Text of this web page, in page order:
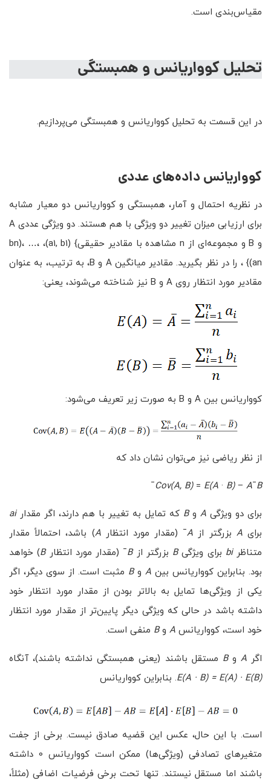
مقیاس‌بندی است.
تحلیل کوواریانس و همبستگی
در این قسمت به تحلیل کوواریانس و همبستگی می‌پردازیم.
کوواریانس داده‌های عددی
در نظریه احتمال و آمار، همبستگی و کوواریانس دو معیار مشابه
برای ارزیابی میزان تغییر دو ویژگی با هم هستند. دو ویژگی عددی A
و B و مجموعه‌ای از n مشاهده با مقادیر حقیقی} (a1, b1)، bn)، …،
{(an، را در نظر بگیرید. مقادیر میانگین A و B، به ترتیب، به عنوان
مقادیر مورد انتظار روی A و B نیز شناخته می‌شوند، یعنی:
کوواریانس بین A و B به صورت زیر تعریف می‌شود:
از نظر ریاضی نیز می‌توان نشان داد که
Cov(A, B) = E(A · B) − A¯B
¯
برای دو ویژگیA وB که تمایل به تغییر با هم دارند، اگر مقدارai
برایA بزرگتر از A¯ (مقدار مورد انتظارA) باشد، احتمالاً مقدار
متناظرbi برای ویژگیB بزرگتر ازB¯ (مقدار مورد انتظارB) خواهد
بود. بنابراین کوواریانس بین A وB مثبت است. از سوی دیگر، اگر
یکی از ویژگی‌ها تمایل به بالاتر بودن از مقدار مورد انتظار خود
داشته باشد در حالی که ویژگی دیگر پایین‌تر از مقدار مورد انتظار
خود است، کوواریانس A وB منفی است.
اگرA وB مستقل باشند (یعنی همبستگی نداشته باشند)، آنگاه
E(A · B) = E(A) · E(B). بنابراین کوواریانس
است. با این حال، عکس این قضیه صادق نیست. برخی از جفت
متغیرهای تصادفی (ویژگی‌ها) ممکن است کوواریانس 0 داشته
باشند اما مستقل نیستند. تنها تحت برخی فرضیات اضافی (مثلاً،